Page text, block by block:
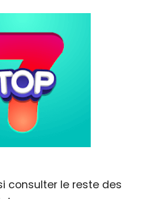
consulter le reste des